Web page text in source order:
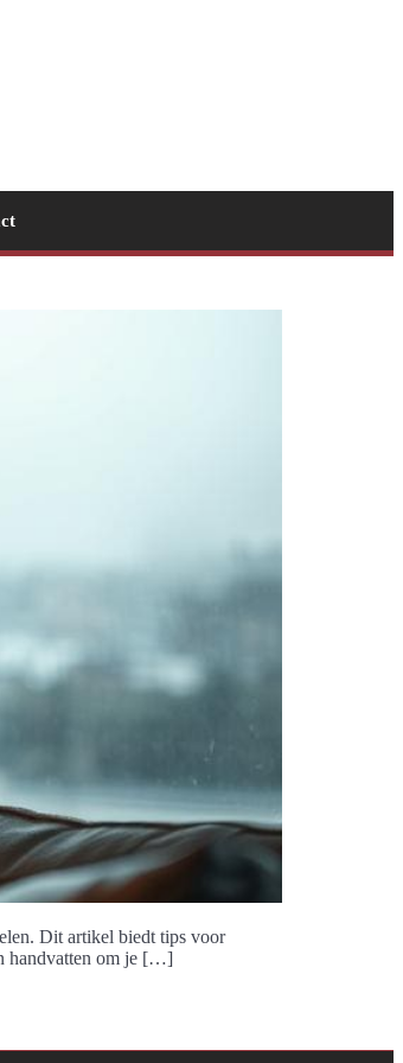
Dit artikel biedt tips voor
handvatten om je […]